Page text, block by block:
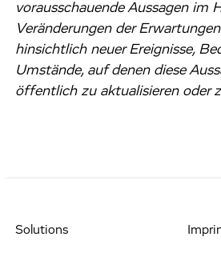
vorausschauende Aussagen im
Veränderungen der
hinsichtlich neuer Ereignisse,
Umstände, auf denen diese
öffentlich zu aktualisieren oder
Solutions